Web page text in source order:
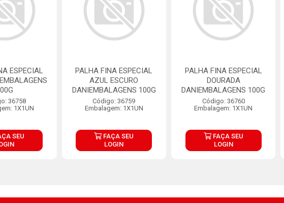
ESPECIAL
36758
1X1UN
SEU
PALHA FINA ESPECIAL
AZUL ESCURO
DANIEMBALAGENS 100G
Código: 36759
Embalagem: 1X1UN
FAÇA SEU
LOGIN
PALHA FINA ESPECIAL
DOURADA
DANIEMBALAGENS 100G
Código: 36760
Embalagem: 1X1UN
FAÇA SEU
LOGIN